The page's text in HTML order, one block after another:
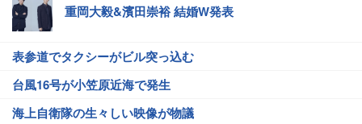
重岡大毅&濱田崇裕 結婚W発表
表参道でタクシーがビル突っ込む
台風16号が小笠原近海で発生
海上自衛隊の生々しい映像が物議